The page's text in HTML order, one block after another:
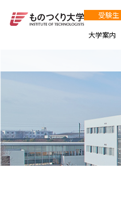
受験生
大学案内